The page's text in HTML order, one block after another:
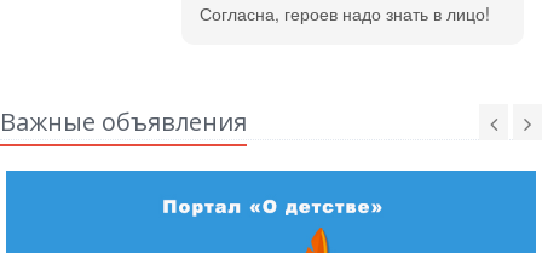
Согласна, героев надо знать в лицо!
Важные объявления